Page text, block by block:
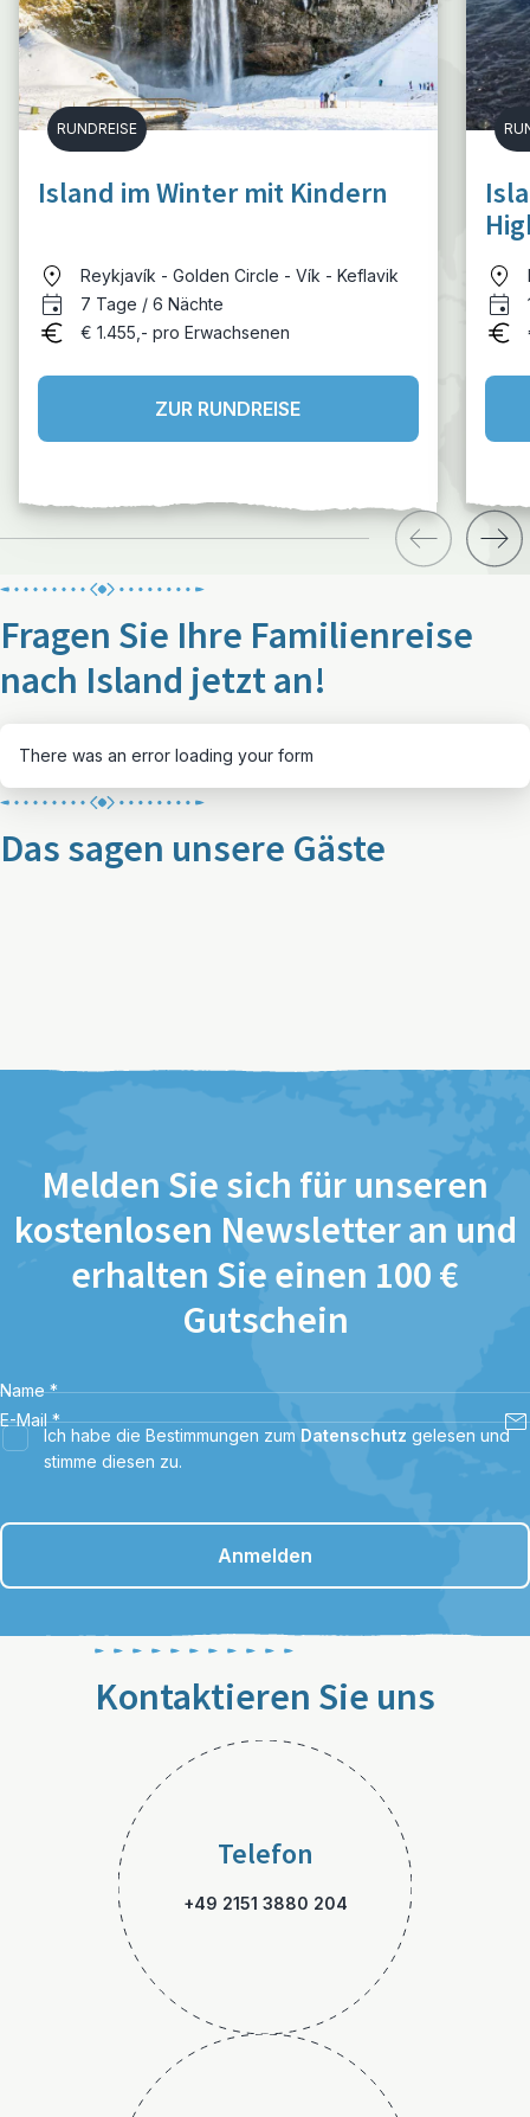
RUNDREISE
Island im Winter mit Kindern
Reykjavík - Golden Circle - Vík - Keflavik
7 Tage / 6 Nächte
€ 1.455,- pro Erwachsenen
ZUR RUNDREISE
Fragen Sie Ihre Familienreise
nach Island jetzt an!
There was an error loading your form
Das sagen unsere Gäste
Melden Sie sich für unseren
kostenlosen Newsletter an und
erhalten Sie einen 100 €
Gutschein
Name *
E-Mail *
Ich habe die Bestimmungen zum Datenschutz gelesen und
stimme diesen zu.
Anmelden
Kontaktieren Sie uns
Telefon
+49 2151 3880 204